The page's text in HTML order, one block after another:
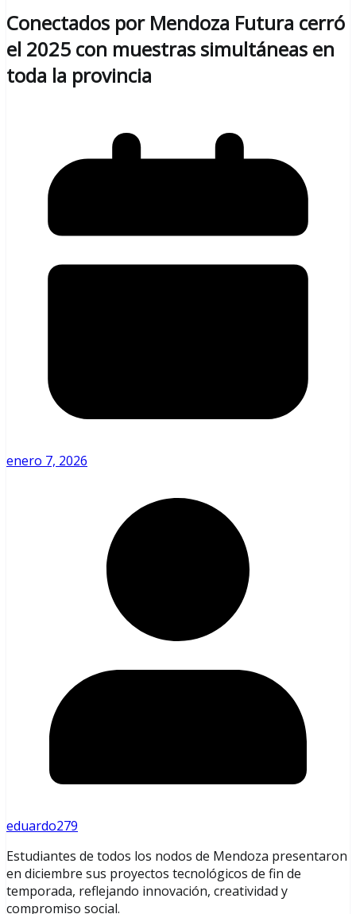
Conectados por Mendoza Futura cerró
el 2025 con muestras simultáneas en
toda la provincia
enero 7, 2026
eduardo279
Estudiantes de todos los nodos de Mendoza presentaron
en diciembre sus proyectos tecnológicos de fin de
temporada, reflejando innovación, creatividad y
compromiso social.